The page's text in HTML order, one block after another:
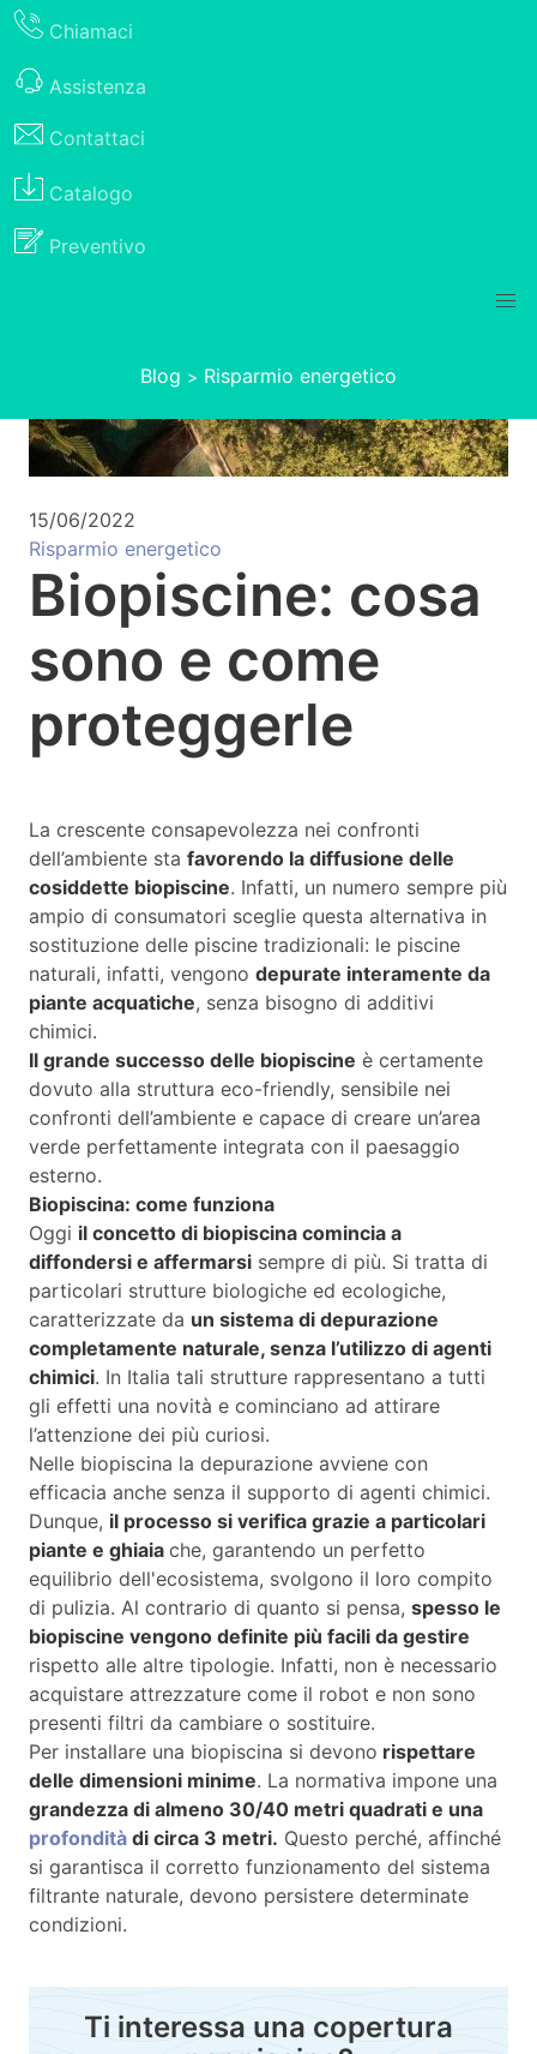
Chiamaci
Assistenza
Contattaci
Catalogo
Preventivo
Blog > Risparmio energetico
15/06/2022
Risparmio energetico
Biopiscine: cosa
sono e come
proteggerle
La crescente consapevolezza nei confronti
dell’ambiente sta favorendo la diffusione delle
cosiddette biopiscine. Infatti, un numero sempre più
ampio di consumatori sceglie questa alternativa in
sostituzione delle piscine tradizionali: le piscine
naturali, infatti, vengono depurate interamente da
piante acquatiche, senza bisogno di additivi
chimici.
Il grande successo delle biopiscine è certamente
dovuto alla struttura eco-friendly, sensibile nei
confronti dell’ambiente e capace di creare un’area
verde perfettamente integrata con il paesaggio
esterno.
Biopiscina: come funziona
Oggi il concetto di biopiscina comincia a
diffondersi e affermarsi sempre di più. Si tratta di
particolari strutture biologiche ed ecologiche,
caratterizzate da un sistema di depurazione
completamente naturale, senza l’utilizzo di agenti
chimici. In Italia tali strutture rappresentano a tutti
gli effetti una novità e cominciano ad attirare
l’attenzione dei più curiosi.
Nelle biopiscina la depurazione avviene con
efficacia anche senza il supporto di agenti chimici.
Dunque, il processo si verifica grazie a particolari
piante e ghiaia che, garantendo un perfetto
equilibrio dell'ecosistema, svolgono il loro compito
di pulizia. Al contrario di quanto si pensa, spesso le
biopiscine vengono definite più facili da gestire
rispetto alle altre tipologie. Infatti, non è necessario
acquistare attrezzature come il robot e non sono
presenti filtri da cambiare o sostituire.
Per installare una biopiscina si devono rispettare
delle dimensioni minime. La normativa impone una
grandezza di almeno 30/40 metri quadrati e una
profondità di circa 3 metri. Questo perché, affinché
si garantisca il corretto funzionamento del sistema
filtrante naturale, devono persistere determinate
condizioni.
Ti interessa una copertura